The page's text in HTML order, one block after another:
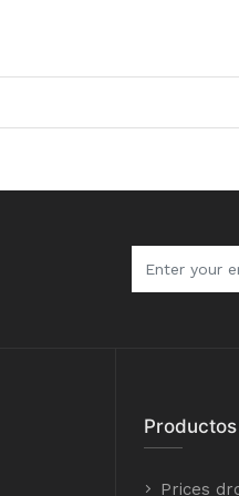
Productos
Prices